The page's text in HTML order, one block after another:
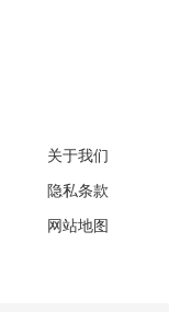
关于我们
隐私条款
网站地图